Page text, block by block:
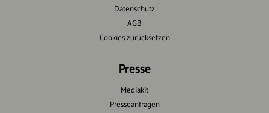
Datenschutz
AGB
Cookies zurücksetzen
Presse
Mediakit
Presseanfragen